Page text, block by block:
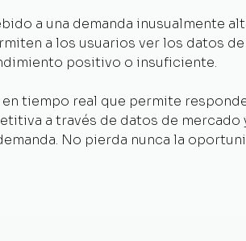
a una demanda inusualmente
a los usuarios ver los datos
positivo o insuficiente.
tiempo real que permite
a través de datos de mercado
No pierda nunca la